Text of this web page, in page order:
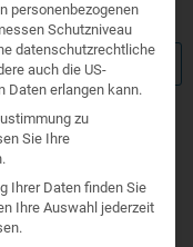
personenbezogenen
Schutzniveau
datenschutzrechtliche
auch die US-
Daten erlangen kann.
zu
Sie Ihre
Ihrer Daten finden Sie
Ihre Auswahl jederzeit